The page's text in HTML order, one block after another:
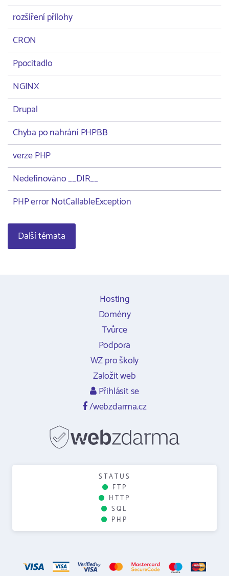
rozšíření přílohy
CRON
Ppocitadlo
NGINX
Drupal
Chyba po nahrání PHPBB
verze PHP
Nedefinováno __DIR__
PHP error NotCallableException
Další témata
Hosting
Domény
Tvůrce
Podpora
WZ pro školy
Založit web
Přihlásit se
/webzdarma.cz
STATUS
FTP
HTTP
SQL
PHP